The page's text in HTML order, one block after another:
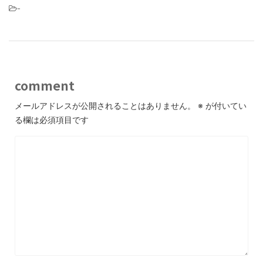
-
comment
メールアドレスが公開されることはありません。 ※ が付いてい
る欄は必須項目です